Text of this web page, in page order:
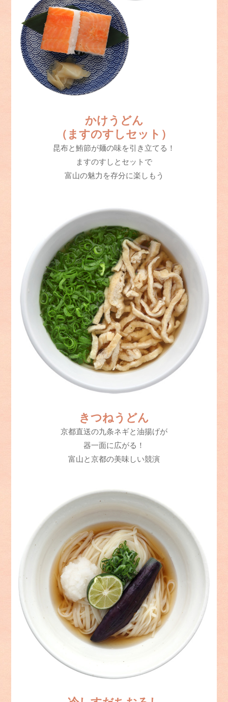
かけうどん
（ますのすしセット）
昆布と鮪節が麺の味を引き立てる！
ますのすしとセットで
富山の魅力を存分に楽しもう
きつねうどん
京都直送の九条ネギと油揚げが
器一面に広がる！
富山と京都の美味しい競演